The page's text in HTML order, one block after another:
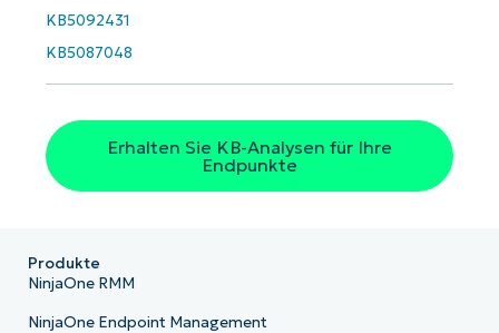
KB5092431
KB5087048
Erhalten Sie KB-Analysen für Ihre
Endpunkte
Produkte
NinjaOne RMM
NinjaOne Endpoint Management